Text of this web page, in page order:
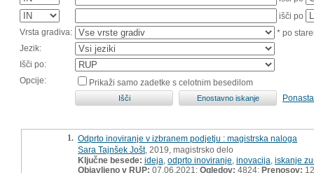
išči po
Vrsta gradiva:
* po
Jezik:
Išči po:
Opcije:
Prikaži samo zadetke s celotnim besedilom
1. Odprto inoviranje v izbranem podjetju : magistrska naloga
Sara Tajnšek Jošt, 2019, magistrsko delo
Ključne besede: ideja odprto inoviranje inovacija iskanje
Objavljeno v RUP: 07.06.2021; Ogledov: 4824; Prenosov: